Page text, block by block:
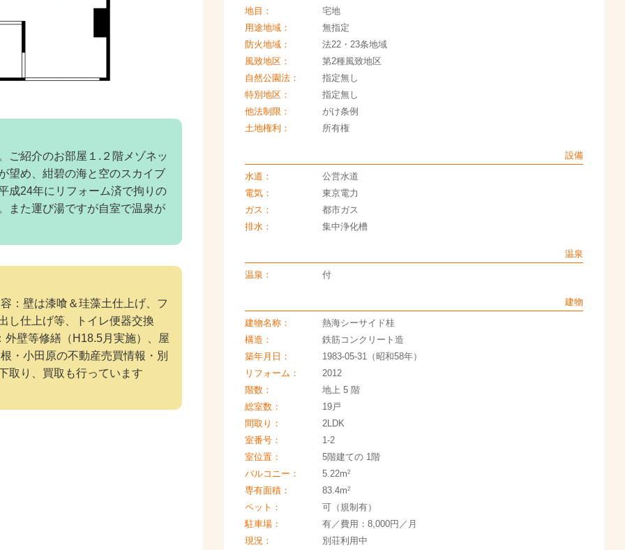
ご紹介のお部屋１.２階メゾネッ
望め、紺碧の海と空のスカイブ
成24年にリフォーム済で拘りの
また運び湯ですが自室で温泉が
：壁は漆喰＆珪藻土仕上げ、フ
し仕上げ等、トイレ便器交換
壁等修繕（H18.5月実施）、屋
・小田原の不動産売買情報・別
取り、買取も行っています
地目：
宅地
用途地域：
無指定
防火地域：
法22・23条地域
風致地区：
第2種風致地区
自然公園法：
指定無し
特別地区：
指定無し
他法制限：
がけ条例
土地権利：
所有権
設備
水道：
公営水道
電気：
東京電力
ガス：
都市ガス
排水：
集中浄化槽
温泉
温泉：
付
建物
建物名称：
熱海シーサイド桂
構造：
鉄筋コンクリート造
築年月日：
1983-05-31（昭和58年）
リフォーム：
2012
階数：
地上 5 階
総室数：
19戸
間取り：
2LDK
室番号：
1-2
室位置：
5階建ての 1階
バルコニー：
5.22m2
専有面積： 83.4m2
ペット：
可（規制有）
駐車場：
有／費用：8,000円／月
現況：
別荘利用中